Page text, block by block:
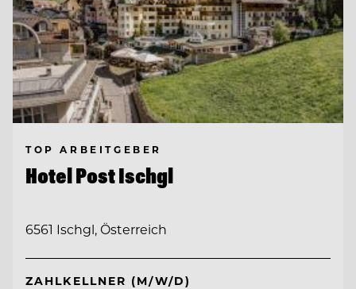
TOP ARBEITGEBER
Hotel Post Ischgl
6561 Ischgl, Österreich
ZAHLKELLNER (M/W/D)